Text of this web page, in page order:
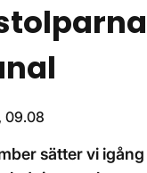
09.08
sätter vi